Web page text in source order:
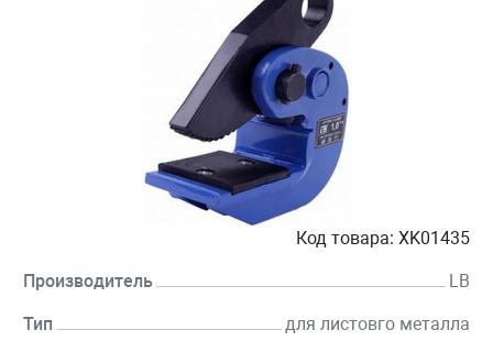
Код товара: XK01435
Производитель LB
Тип для листовго металла